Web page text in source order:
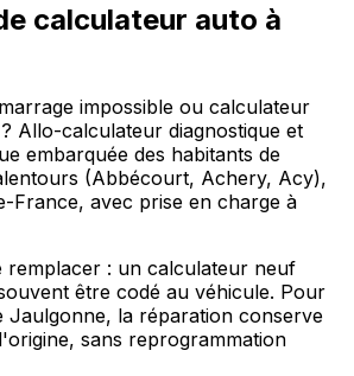
calculateur auto à
impossible ou calculateur
Allo-calculateur diagnostique et
embarquée des habitants de
(Abbécourt, Achery, Acy),
France, avec prise en charge à
remplacer : un calculateur neuf
être codé au véhicule. Pour
Jaulgonne, la réparation conserve
sans reprogrammation